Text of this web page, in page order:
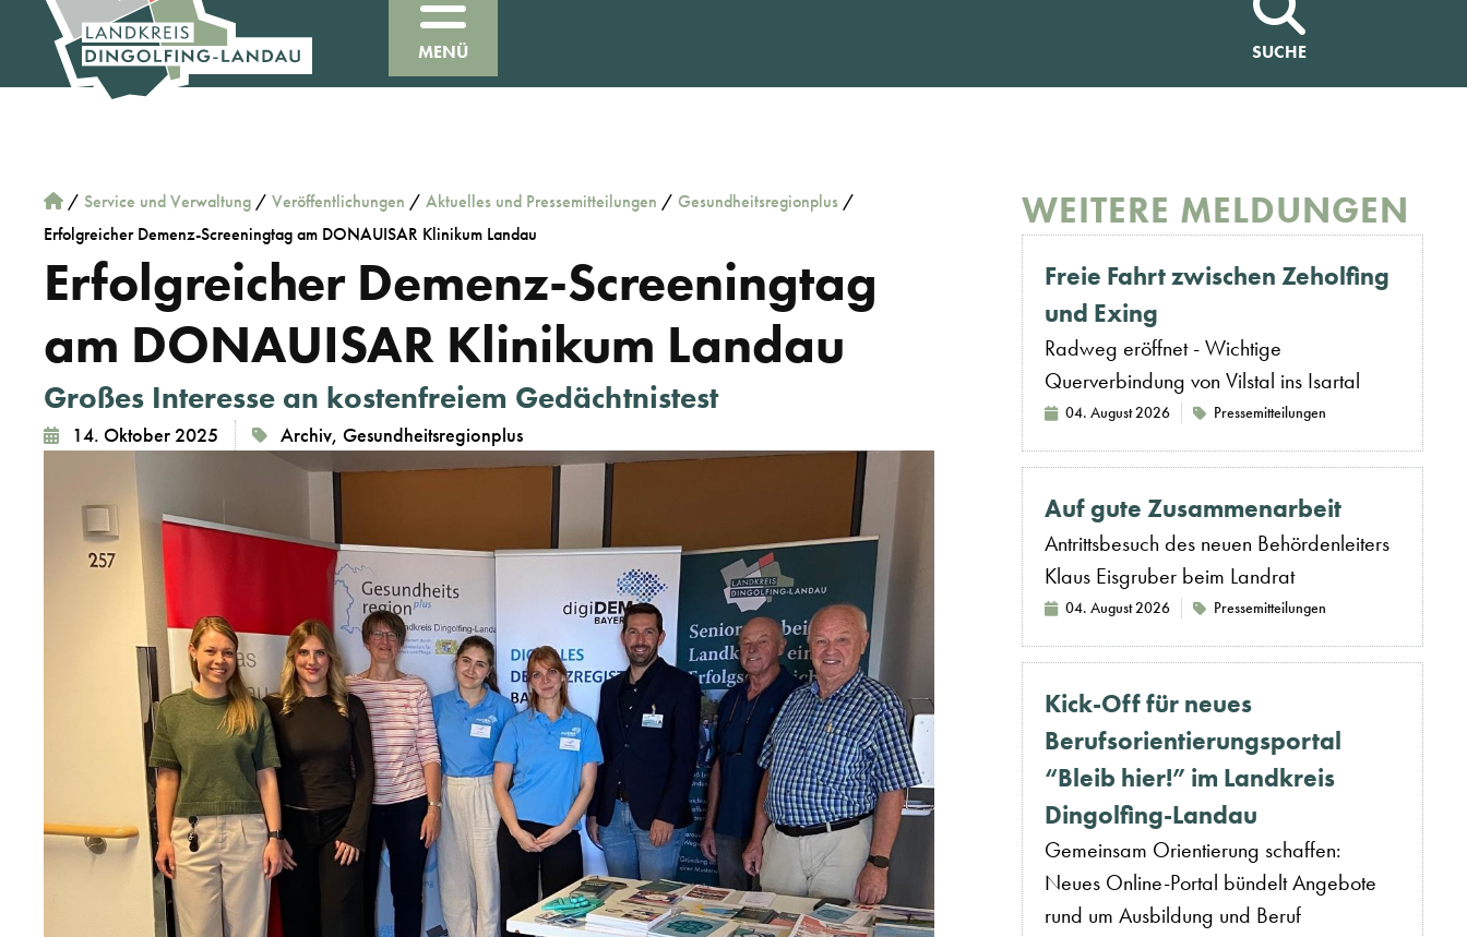
MENÜ SUCHE
/ Service und Verwaltung / Veröffentlichungen / Aktuelles und Pressemitteilungen / Gesundheitsregionplus /
Erfolgreicher Demenz-Screeningtag am DONAUISAR Klinikum Landau
Erfolgreicher Demenz-Screeningtag
am DONAUISAR Klinikum Landau
Großes Interesse an kostenfreiem Gedächtnistest
14. Oktober 2025 Archiv, Gesundheitsregionplus
WEITERE MELDUNGEN
Freie Fahrt zwischen Zeholfing
und Exing
Radweg eröffnet - Wichtige
Querverbindung von Vilstal ins Isartal
04. August 2026 Pressemitteilungen
Auf gute Zusammenarbeit
Antrittsbesuch des neuen Behördenleiters
Klaus Eisgruber beim Landrat
04. August 2026 Pressemitteilungen
Kick-Off für neues
Berufsorientierungsportal
“Bleib hier!” im Landkreis
Dingolfing-Landau
Gemeinsam Orientierung schaffen:
Neues Online-Portal bündelt Angebote
rund um Ausbildung und Beruf